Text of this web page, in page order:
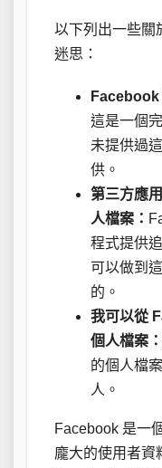
以下列出一些關
迷思：
Facebook
這是一個
未提供過
供。
第三方應
人檔案：
程式提供
可以做到
的。
我可以從
個人檔案：
的個人檔
人。
Facebook 是一
龐大的使用者資